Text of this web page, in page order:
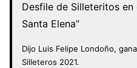
Desfile de Silleteritos
Santa Elena”
Dijo Luis Felipe Londoño,
Silleteros 2021.